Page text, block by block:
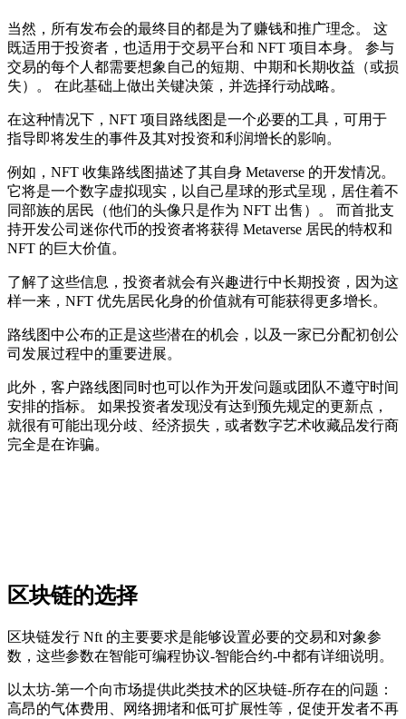
当然，所有发布会的最终目的都是为了赚钱和推广理念。 这
既适用于投资者，也适用于交易平台和 NFT 项目本身。 参与
交易的每个人都需要想象自己的短期、中期和长期收益（或损
失）。 在此基础上做出关键决策，并选择行动战略。
在这种情况下，NFT 项目路线图是一个必要的工具，可用于
指导即将发生的事件及其对投资和利润增长的影响。
例如，NFT 收集路线图描述了其自身 Metaverse 的开发情况。
它将是一个数字虚拟现实，以自己星球的形式呈现，居住着不
同部族的居民（他们的头像只是作为 NFT 出售）。 而首批支
持开发公司迷你代币的投资者将获得 Metaverse 居民的特权和
NFT 的巨大价值。
了解了这些信息，投资者就会有兴趣进行中长期投资，因为这
样一来，NFT 优先居民化身的价值就有可能获得更多增长。
路线图中公布的正是这些潜在的机会，以及一家已分配初创公
司发展过程中的重要进展。
此外，客户路线图同时也可以作为开发问题或团队不遵守时间
安排的指标。 如果投资者发现没有达到预先规定的更新点，
就很有可能出现分歧、经济损失，或者数字艺术收藏品发行商
完全是在诈骗。
区块链的选择
区块链发行 Nft 的主要要求是能够设置必要的交易和对象参
数，这些参数在智能可编程协议-智能合约-中都有详细说明。
以太坊-第一个向市场提供此类技术的区块链-所存在的问题：
高昂的气体费用、网络拥堵和低可扩展性等，促使开发者不再